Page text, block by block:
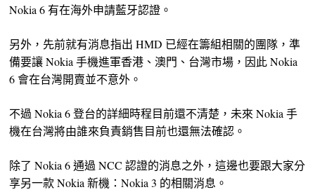
Nokia 6 有在海外申請藍牙認證。
另外，先前就有消息指出 HMD 已經在籌組相關的團隊，準
備要讓 Nokia 手機進軍香港、澳門、台灣市場，因此 Nokia
6 會在台灣開賣並不意外。
不過 Nokia 6 登台的詳細時程目前還不清楚，未來 Nokia 手
機在台灣將由誰來負責銷售目前也還無法確認。
除了 Nokia 6 通過 NCC 認證的消息之外，這邊也要跟大家分
享另一款 Nokia 新機：Nokia 3 的相關消息。